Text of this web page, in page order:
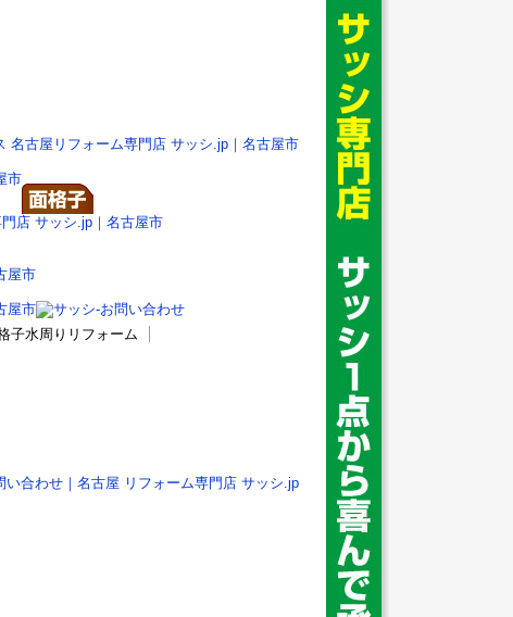
子水周りリフォーム
い合わせ｜名古屋 リフォーム専門店 サッシ.jp